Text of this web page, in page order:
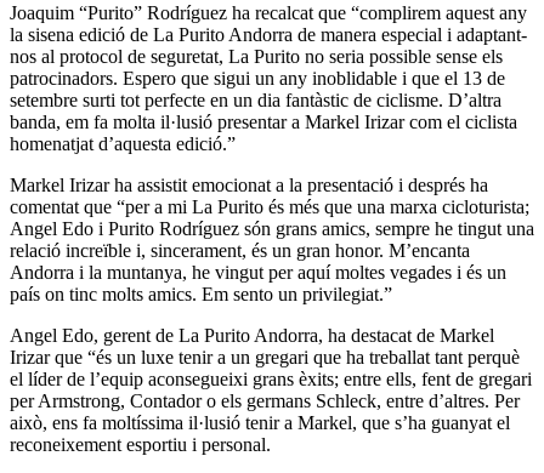
Joaquim “Purito” Rodríguez ha recalcat que “complirem aquest any
la sisena edició de La Purito Andorra de manera especial i adaptant-
nos al protocol de seguretat, La Purito no seria possible sense els
patrocinadors. Espero que sigui un any inoblidable i que el 13 de
setembre surti tot perfecte en un dia fantàstic de ciclisme. D’altra
banda, em fa molta il·lusió presentar a Markel Irizar com el ciclista
homenatjat d’aquesta edició.”
Markel Irizar ha assistit emocionat a la presentació i després ha
comentat que “per a mi La Purito és més que una marxa cicloturista;
Angel Edo i Purito Rodríguez són grans amics, sempre he tingut una
relació increïble i, sincerament, és un gran honor. M’encanta
Andorra i la muntanya, he vingut per aquí moltes vegades i és un
país on tinc molts amics. Em sento un privilegiat.”
Angel Edo, gerent de La Purito Andorra, ha destacat de Markel
Irizar que “és un luxe tenir a un gregari que ha treballat tant perquè
el líder de l’equip aconsegueixi grans èxits; entre ells, fent de gregari
per Armstrong, Contador o els germans Schleck, entre d’altres. Per
això, ens fa moltíssima il·lusió tenir a Markel, que s’ha guanyat el
reconeixement esportiu i personal.